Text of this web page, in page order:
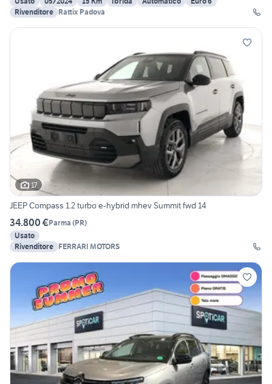
Rivenditore Rattix Padova
17
JEEP Compass 1.2 turbo e-hybrid mhev Summit fwd 14
34.800 €Parma (PR)
Usato
Rivenditore FERRARI MOTORS